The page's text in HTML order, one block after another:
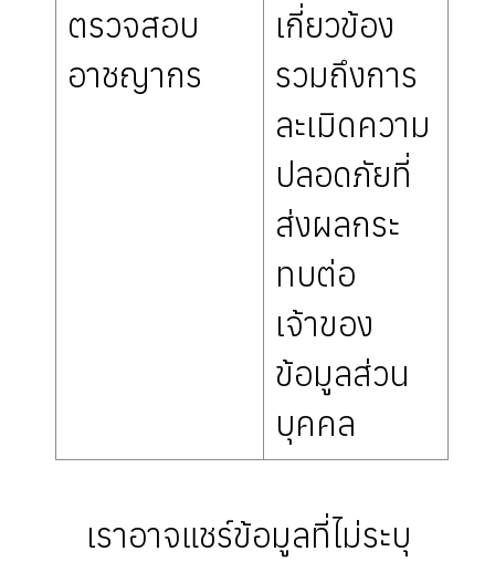
ตรวจสอบ
อาชญากร
เกี่ยวข้อง
รวมถึงการ
ละเมิดความ
ปลอดภัยที่
ส่งผลกระ
ทบต่อ
เจ้าของ
ข้อมูลส่วน
บุคคล
เราอาจแชร์ข้อมูลที่ไม่ระบุ